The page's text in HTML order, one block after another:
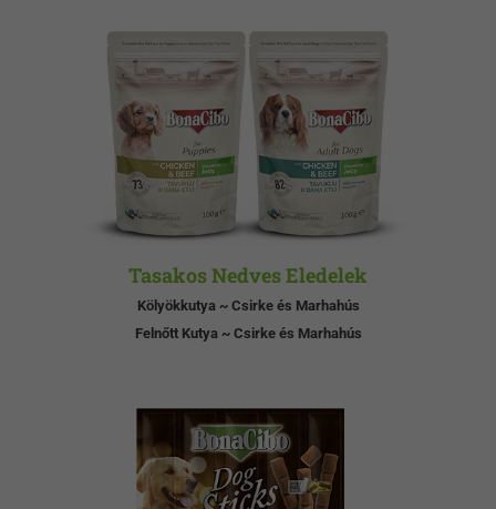
Tasakos Nedves Eledelek
Kölyökkutya ~ Csirke és Marhahús
Felnőtt Kutya ~ Csirke és Marhahús